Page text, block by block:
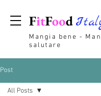
FitFood
Mangia bene -
salutare
Post
All Posts